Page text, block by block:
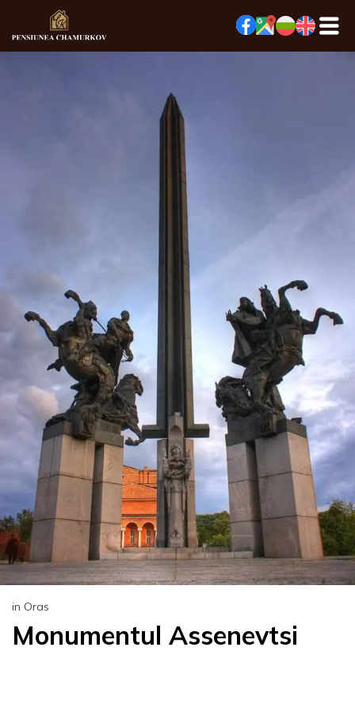
in Oras
Monumentul Assenevtsi